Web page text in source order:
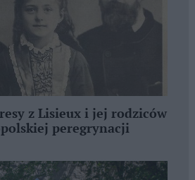
z Lisieux i jej rodziców
peregrynacji